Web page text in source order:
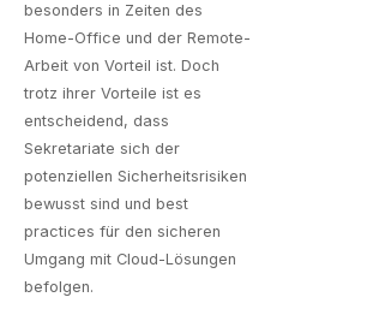
besonders in Zeiten des
Home-Office und der Remote-
Arbeit von Vorteil ist. Doch
trotz ihrer Vorteile ist es
entscheidend, dass
Sekretariate sich der
potenziellen Sicherheitsrisiken
bewusst sind und best
practices für den sicheren
Umgang mit Cloud-Lösungen
befolgen.